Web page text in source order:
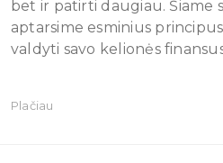
bet ir patirti daugiau. Šiame
aptarsime esminius
valdyti savo kelionės
Plačiau